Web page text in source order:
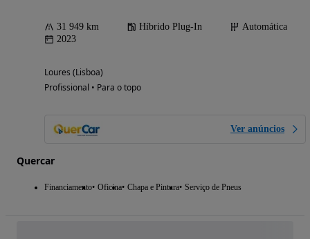
31 949 km Híbrido Plug-In
Automática
2023
Loures (Lisboa)
Profissional • Para o topo
Ver anúncios
Quercar
Financiamento Oficina Chapa e Pintura Serviço de Pneus